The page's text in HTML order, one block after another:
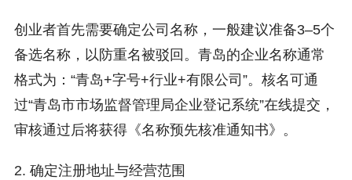
创业者首先需要确定公司名称，一般建议准备3–5个
备选名称，以防重名被驳回。青岛的企业名称通常
格式为：“青岛+字号+行业+有限公司”。核名可通
过“青岛市市场监督管理局企业登记系统”在线提交，
审核通过后将获得《名称预先核准通知书》。
2. 确定注册地址与经营范围